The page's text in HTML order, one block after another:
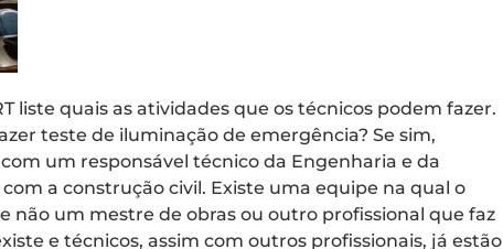
liste quais as atividades que os técnicos podem fazer.
teste de iluminação de emergência? Se sim,
um responsável técnico da Engenharia e da
a construção civil. Existe uma equipe na qual o
não um mestre de obras ou outro profissional que faz
e técnicos, assim com outros profissionais, já estão